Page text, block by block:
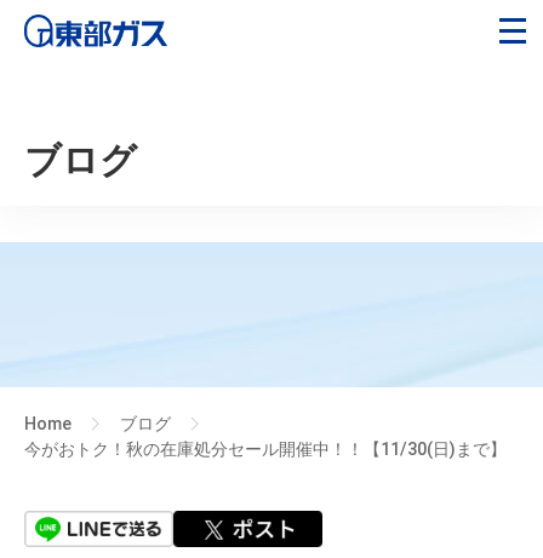
ブログ
Home ブログ
今がおトク！秋の在庫処分セール開催中！！【11/30(日)まで】